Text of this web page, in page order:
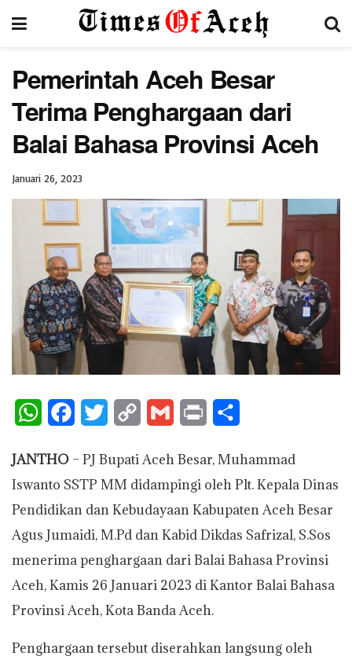
Pemerintah Aceh Besar
Terima Penghargaan dari
Balai Bahasa Provinsi Aceh
Januari 26, 2023
W
a
t
s
A
e
b
o
i
t
t
r
p
y
L
a
i
l
i
n
t
a
e
JANTHO – PJ Bupati Aceh Besar, Muhammad
Iswanto SSTP MM didampingi oleh Plt. Kepala Dinas
Pendidikan dan Kebudayaan Kabupaten Aceh Besar
Agus Jumaidi, M.Pd dan Kabid Dikdas Safrizal, S.Sos
menerima penghargaan dari Balai Bahasa Provinsi
Aceh, Kamis 26 Januari 2023 di Kantor Balai Bahasa
Provinsi Aceh, Kota Banda Aceh.
Penghargaan tersebut diserahkan langsung oleh